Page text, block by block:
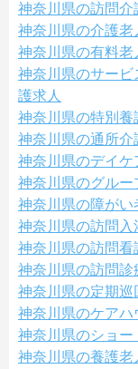
神奈川県の訪問介
神奈川県の介護老
神奈川県の有料老
神奈川県のサー
護求人
神奈川県の特別養
神奈川県の通所介
神奈川県のデイケ
神奈川県のグルー
神奈川県の障がい
神奈川県の訪問入
神奈川県の訪問看
神奈川県の訪問診
神奈川県の定期巡
神奈川県のケアハ
神奈川県のショー
神奈川県の養護老